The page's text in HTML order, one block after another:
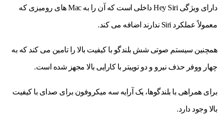
دارای ویژگی Hey Siri داخلی است که آن را به Mac های رومیزی که
معمولاً عملکرد Siri ندارند اضافه می کند.
همچنین سیستم صوتی شش بلندگو با کیفیت بالا را تامین می کند که به
چهار ووفر حذف نیرو و دو توییتر با کارایی بالا مجهز شده است.
برای همراهی با بلندگوها، یک آرایه سه میکروفون برای صدای با کیفیت
بالا وجود دارد.